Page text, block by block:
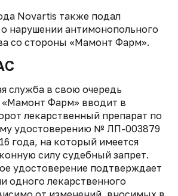
Novartis также подал
нарушении антимонопольного
со стороны «Мамонт Фарм».
служба в свою очередь
«Мамонт Фарм» вводит в
лекарственный препарат по
удостоверению № ЛП-003879
года, на который имеется
силу судебный запрет.
удостоверение подтверждает
одного лекарственного